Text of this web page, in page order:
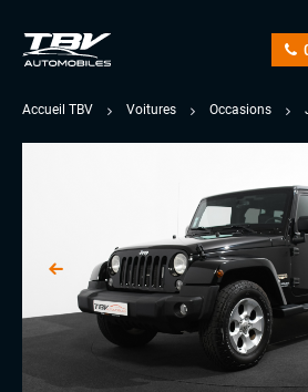
Accueil TBV Voitures Occasions